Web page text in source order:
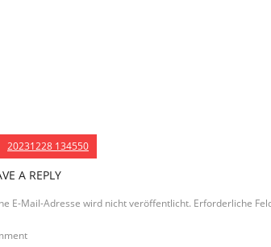
20231228 134550
A REPLY
E-Mail-Adresse wird nicht veröffentlicht. Erforderliche